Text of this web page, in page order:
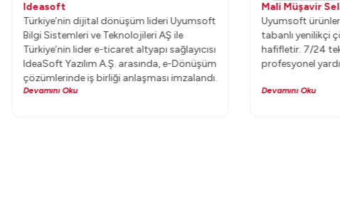
Ideasoft
Türkiye’nin dijital dönüşüm lideri Uyumsoft
Bilgi Sistemleri ve Teknolojileri AŞ ile
Türkiye’nin lider e-ticaret altyapı sağlayıcısı
IdeaSoft Yazılım A.Ş. arasında, e-Dönüşüm
çözümlerinde iş birliği anlaşması imzalandı.
Devamını Oku
Mali Müşavir
Uyumsoft
tabanlı yenilikçi
hafifletir. 7/24
profesyonel
Devamını Oku